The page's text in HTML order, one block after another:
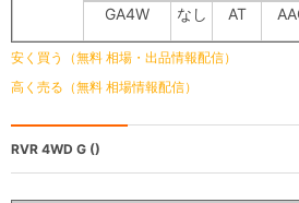
GA4W なし AT
安く買う（無料 相場・出品情報配信）
高く売る（無料 相場情報配信）
RVR 4WD G ()